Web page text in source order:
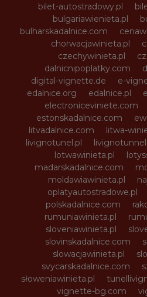
bilet-autostradowy.pl
bulgariawienieta.pl
bulharskadalnice.com
chorwacjawinieta.pl
czechywinieta.pl
dalnicnipoplatky.com
digital-vignette.de
e-
edalnice.org
edalnice.pl
electroniceviniete.com
estonskadalnice.com
litvadalnice.com
litwa-
livignotunel.pl
lotwawinieta.pl
madarskadalnice.com
moldawiawinieta.pl
oplatyautostradowe.pl
polskadalnice.com
rumuniawinieta.pl
sloveniawinieta.pl
slovinskadalnice.com
slowacjawinieta.pl
svycarskadalnice.com
słoweniawinieta.pl
vignette-bg.com